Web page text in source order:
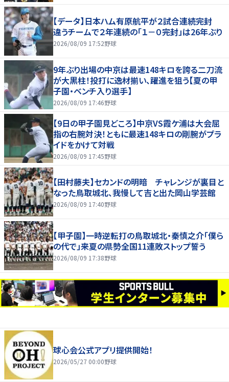
【データ】日本ハム有原航平が２試合連続完封
違うチームで２年連続の「１－０完封」は26年ぶり
2026/08/09 17:52野球
9年ぶり出場の中京は最速148キロを誇る二刀流
が大黒柱！投打に逸材揃い、躍進を狙う【夏の甲
子園・ベンチ入り選手】
2026/08/09 17:46野球
【9日の甲子園見どころ】中京VS霞ケ浦は大会屈
指の右腕対決！ともに最速148キロの剛腕がプラ
イドをかけて対戦
2026/08/09 17:45野球
【田村藤夫】セカンドの明暗 チャレンジが裏目と
なった鳥取城北、我慢して吉と出た岡山学芸館
2026/08/09 17:40野球
【甲子園】一時逆転打の鳥取城北・秦慎之介「僕ら
の代で」来夏の県勢全国11連敗ストップ誓う
2026/08/09 17:38野球
球心会公式アプリ提供開始！
2026/05/27 00:00野球